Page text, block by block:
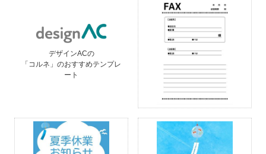
デザインACの
「コルネ」のおすすめテンプレ
ート